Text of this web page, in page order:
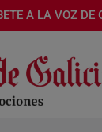
A LA VOZ DE